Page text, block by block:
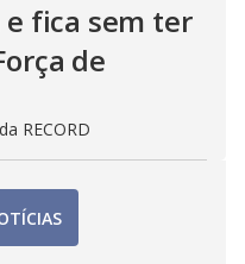
fica sem ter
de
RECORD